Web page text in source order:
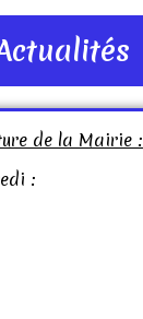
de la Mairie :
: